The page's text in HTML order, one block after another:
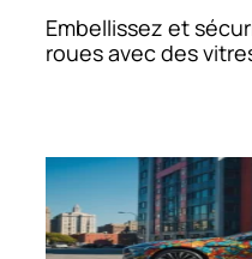
Embellissez et
roues avec des